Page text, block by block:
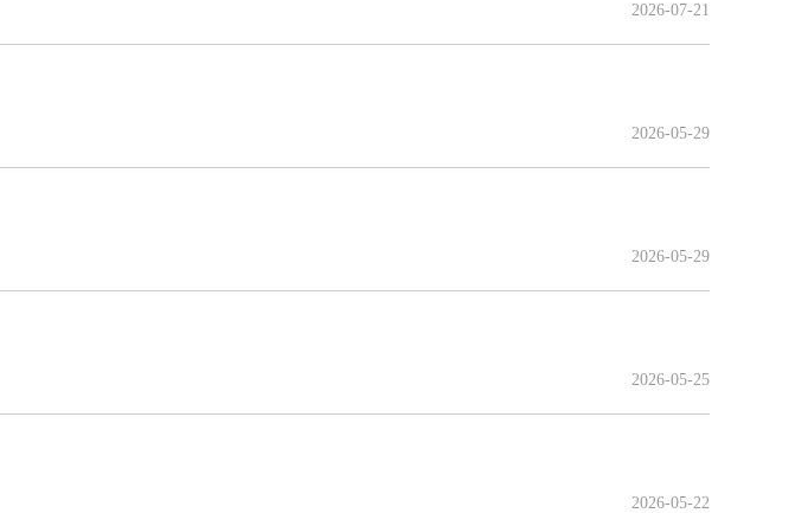
2026-07-21
2026-05-29
2026-05-29
2026-05-25
2026-05-22